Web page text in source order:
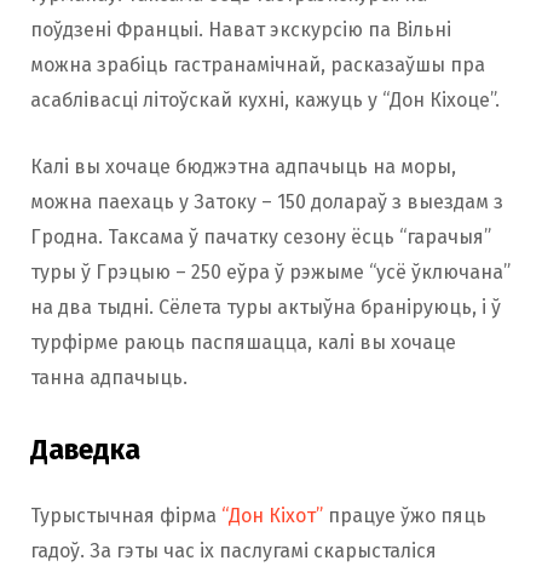
поўдзені Францыі. Нават экскурсію па Вільні
можна зрабіць гастранамічнай, расказаўшы пра
асаблівасці літоўскай кухні, кажуць у “Дон Кіхоце”.
Калі вы хочаце бюджэтна адпачыць на моры,
можна паехаць у Затоку – 150 долараў з выездам з
Гродна. Таксама ў пачатку сезону ёсць “гарачыя”
туры ў Грэцыю – 250 еўра ў рэжыме “усё ўключана”
на два тыдні. Сёлета туры актыўна браніруюць, і ў
турфірме раюць паспяшацца, калі вы хочаце
танна адпачыць.
Даведка
Турыстычная фірма “Дон Кіхот” працуе ўжо пяць
гадоў. За гэты час іх паслугамі скарысталіся